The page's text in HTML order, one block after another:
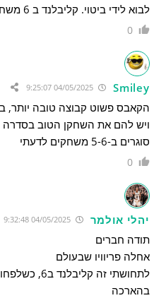
לבוא לידי ביטוי. קליבלנד ב 6 משחקים
0
Smiley
הקאבס פשוט קבוצה טובה יותר,
ויש להם את השחקן הטוב
סוגרים ב-5-6 משחקים לדעתי
0
יהלי אולמר 04/05/2025 9:32:48
תודה חברים
אחלה פריוויו שבעולם
לתחושתי זה
בהארכה